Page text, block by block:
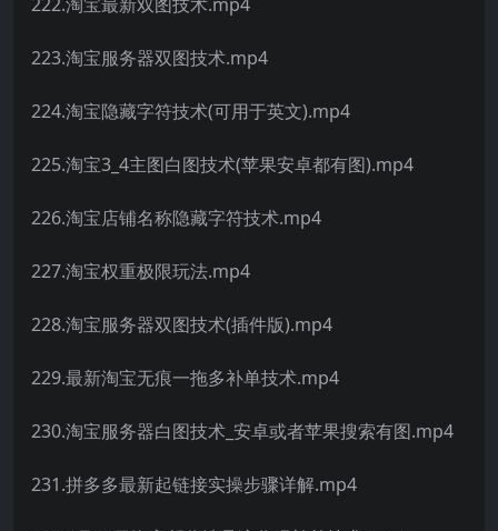
223.淘宝服务器双图技术.mp4
224.淘宝隐藏字符技术(可用于英文).mp4
225.淘宝3_4主图白图技术(苹果安卓都有图).mp4
226.淘宝店铺名称隐藏字符技术.mp4
227.淘宝权重极限玩法.mp4
228.淘宝服务器双图技术(插件版).mp4
229.最新淘宝无痕一拖多补单技术.mp4
230.淘宝服务器白图技术_安卓或者苹果搜索有图.mp4
231.拼多多最新起链接实操步骤详解.mp4